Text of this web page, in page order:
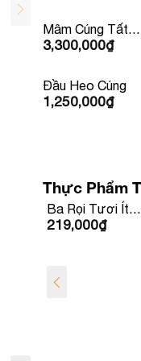
Mâm Cúng Tất
Niên
3,300,000₫
Đầu Heo Cúng
1,250,000₫
Thực Phẩm
Thịt Bò Phô
365,000₫